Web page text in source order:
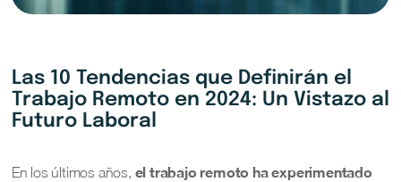
Las 10 Tendencias que Definirán el
Trabajo Remoto en 2024: Un Vistazo al
Futuro Laboral
En los últimos años, el trabajo remoto ha experimentado